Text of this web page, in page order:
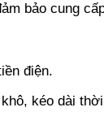
bảo cung
điện.
kéo dài